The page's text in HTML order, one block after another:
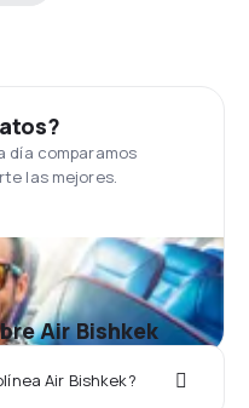
día comparamos
las mejores.
Air Bishkek
Air Bishkek?